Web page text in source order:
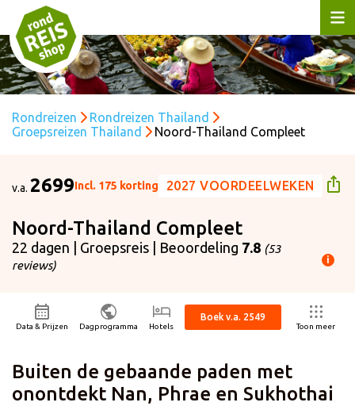
Rondreizen
Rondreizen Thailand
Groepsreizen Thailand
Noord-Thailand Compleet
v.a. 2699Incl. 175 korting
i
2027 VOORDEELWEKEN
Noord-Thailand Compleet
22 dagen | Groepsreis | Beoordeling 7.8 (53
reviews)
07-11-2026
22 dagen
- Korting is niet geldig bij het afnemen van enkel het reisgedeelte
- Korting is niet geldig op onze zelf samenstellen reizen
- Prijzen en kortingen kunnen dagelijks verschillen per reis of
vertrekdatum
Data & Prijzen Dagprogramma Hotels
Boek v.a. 2549
Toon meer
Buiten de gebaande paden met
onontdekt Nan, Phrae en Sukhothai